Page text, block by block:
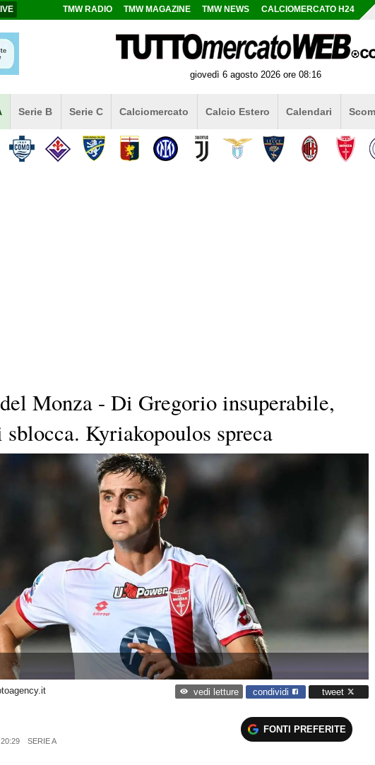
TMW RADIO TMW MAGAZINE TMW NEWS CALCIOMERCATO H24
giovedì 6 agosto 2026 ore 08:16
Serie B Serie C Calciomercato Calcio Estero Calendari
Monza - Di Gregorio insuperabile,
Kyriakopoulos spreca
vedi letture condividi tweet
SERIE A
FONTI PREFERITE